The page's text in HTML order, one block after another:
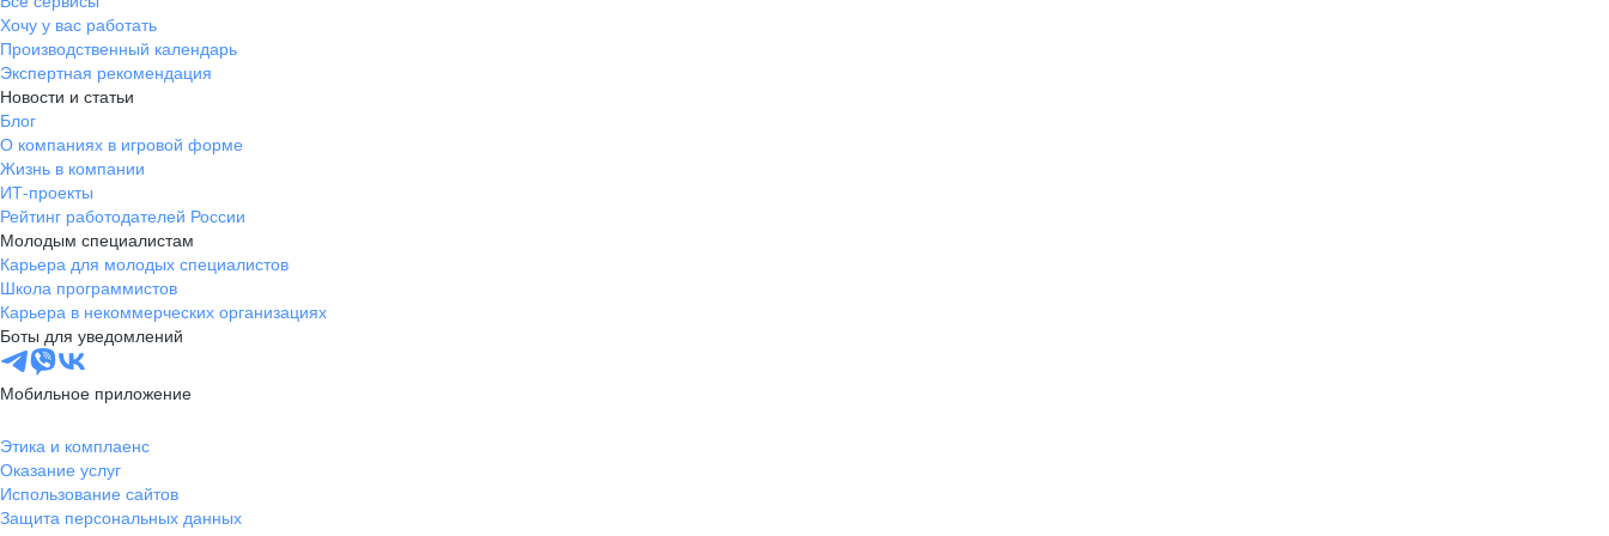
Хочу у вас работать
Производственный календарь
Экспертная рекомендация
Новости и статьи
Блог
О компаниях в игровой форме
Жизнь в компании
ИТ-проекты
Рейтинг работодателей России
Молодым специалистам
Карьера для молодых специалистов
Школа программистов
Карьера в некоммерческих организациях
Боты для уведомлений
Мобильное приложение
Этика и комплаенс
Оказание услуг
Использование сайтов
Защита персональных данных